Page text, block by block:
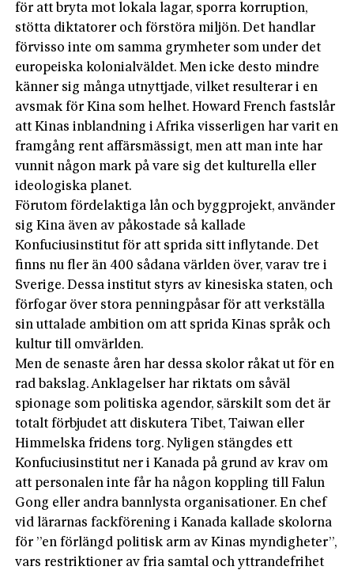
för att bryta mot lokala lagar, sporra korruption,
stötta diktatorer och förstöra miljön. Det handlar
förvisso inte om samma grymheter som under det
europeiska kolonialväldet. Men icke desto mindre
känner sig många utnyttjade, vilket resulterar i en
avsmak för Kina som helhet. Howard French fastslår
att Kinas inblandning i Afrika visserligen har varit en
framgång rent affärsmässigt, men att man inte har
vunnit någon mark på vare sig det kulturella eller
ideologiska planet.
Förutom fördelaktiga lån och byggprojekt, använder
sig Kina även av påkostade så kallade
Konfuciusinstitut för att sprida sitt inflytande. Det
finns nu fler än 400 sådana världen över, varav tre i
Sverige. Dessa institut styrs av kinesiska staten, och
förfogar över stora penningpåsar för att verkställa
sin uttalade ambition om att sprida Kinas språk och
kultur till omvärlden.
Men de senaste åren har dessa skolor råkat ut för en
rad bakslag. Anklagelser har riktats om såväl
spionage som politiska agendor, särskilt som det är
totalt förbjudet att diskutera Tibet, Taiwan eller
Himmelska fridens torg. Nyligen stängdes ett
Konfuciusinstitut ner i Kanada på grund av krav om
att personalen inte får ha någon koppling till Falun
Gong eller andra bannlysta organisationer. En chef
vid lärarnas fackförening i Kanada kallade skolorna
för ”en förlängd politisk arm av Kinas myndigheter”,
vars restriktioner av fria samtal och yttrandefrihet